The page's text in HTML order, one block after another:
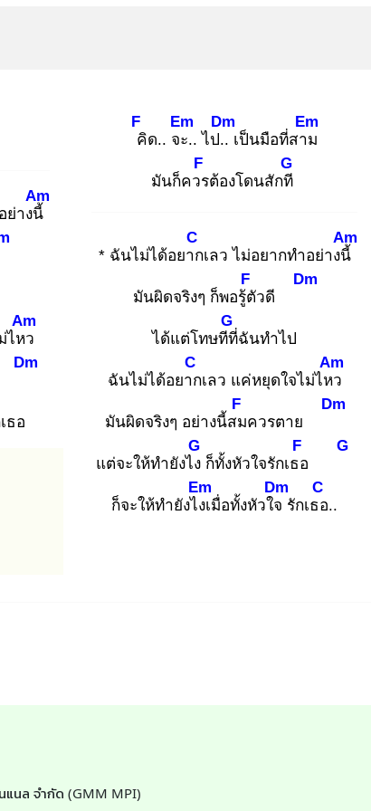
ย่างนี้
Am
ไหว
Am
ย
Dm
ธอ
คิ
F
ด.. จะ.
Em
. ไป..
Dm
เป็นมือที่สาม
Em
มันก็ควร
F
ต้องโดนสักที
G
* ฉันไม่ได้อยาก
C
เลว ไม่อยากทำอย่างนี้
Am
มันผิดจริงๆ ก็พอรู้ตั
F
วดี
Dm
ได้แต่โทษทีที่
G
ฉันทำไป
ฉันไม่ได้อยาก
C
เลว แค่หยุดใจไม่ไหว
Am
มันผิดจริงๆ อย่างนี้สม
F
ควรตาย
Dm
แต่จะให้ทำยังไง
G
ก็ทั้งหัวใจรักเธอ
F G
ก็จะให้ทำยังไงเ
Em
มื่อทั้งหัวใจ
Dm
รักเธอ
C
..
นล จำกัด (GMM MPI)